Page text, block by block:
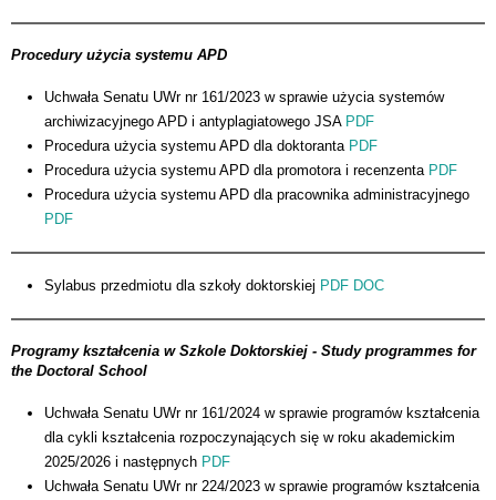
Procedury użycia systemu APD
Uchwała Senatu UWr nr 161/2023 w sprawie użycia systemów
archiwizacyjnego APD i antyplagiatowego JSA PDF
Procedura użycia systemu APD dla doktoranta PDF
Procedura użycia systemu APD dla promotora i recenzenta PDF
Procedura użycia systemu APD dla pracownika administracyjnego
PDF
Sylabus przedmiotu dla szkoły doktorskiej PDF DOC
Programy kształcenia w Szkole Doktorskiej - Study programmes for
the Doctoral School
Uchwała Senatu UWr nr 161/2024 w sprawie programów kształcenia
dla cykli kształcenia rozpoczynających się w roku akademickim
2025/2026 i następnych PDF
Uchwała Senatu UWr nr 224/2023 w sprawie programów kształcenia